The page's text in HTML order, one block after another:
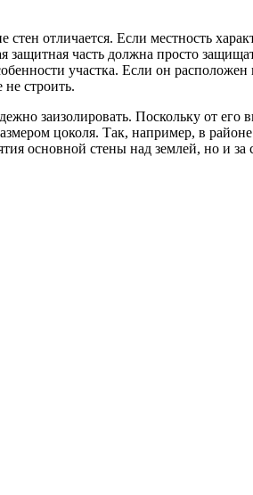
отличается. Если местность
часть должна просто
участка. Если он
не строить.
заизолировать. Поскольку от его
цоколя. Так, например, в
основной стены над землей, но и